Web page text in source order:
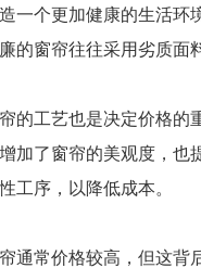
一个更加健康的生活环
的窗帘往往采用劣质面
工艺也是决定价格的
加了窗帘的美观度，也
工序，以降低成本。
常价格较高，但这背